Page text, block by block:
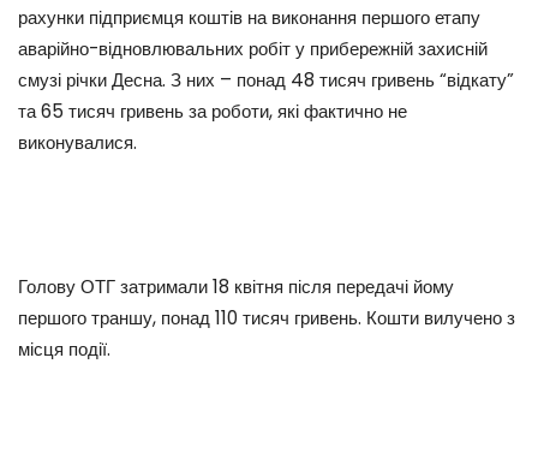
рахунки підприємця коштів на виконання першого етапу
аварійно-відновлювальних робіт у прибережній захисній
смузі річки Десна. З них – понад 48 тисяч гривень “відкату”
та 65 тисяч гривень за роботи, які фактично не
виконувалися.
Голову ОТГ затримали 18 квітня після передачі йому
першого траншу, понад 110 тисяч гривень. Кошти вилучено з
місця події.